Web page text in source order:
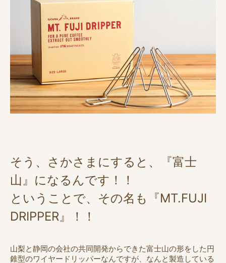
そう、さかさまにすると、『富士
山』になるんです！！
ということで、その名も『MT.FUJI
DRIPPER』！！
山梨と静岡の会社の共同開発からできた富士山の形をした円
錐型のワイヤードリッパーなんですが、なんと製造している